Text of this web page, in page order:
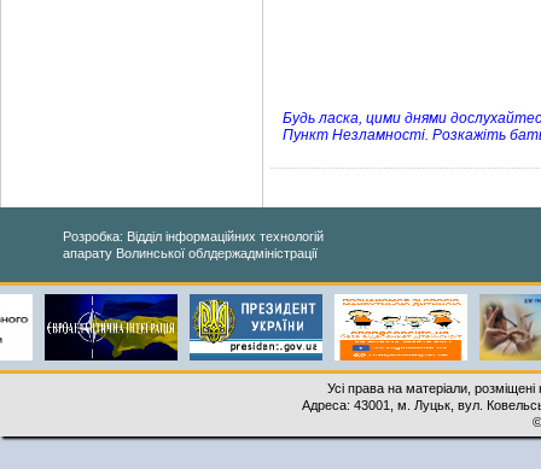
Будь ласка, цими днями
Пункт Незламності. Розкажіть
Розробка: Відділ інформаційних технологій
апарату Волинської облдержадміністрації
Усі права на матеріали,
Адреса: 43001, м. Луцьк, вул.